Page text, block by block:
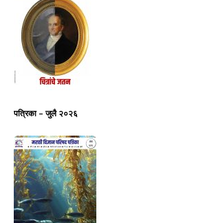
पत्रिका – जुलै २०२६